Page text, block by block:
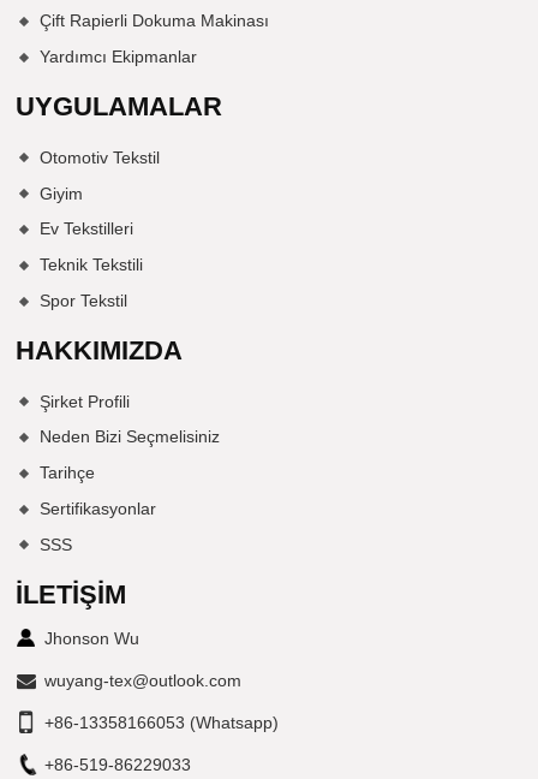
Çift Rapierli Dokuma Makinası
Yardımcı Ekipmanlar
UYGULAMALAR
Otomotiv Tekstil
Giyim
Ev Tekstilleri
Teknik Tekstili
Spor Tekstil
HAKKIMIZDA
Şirket Profili
Neden Bizi Seçmelisiniz
Tarihçe
Sertifikasyonlar
SSS
İLETIŞIM
Jhonson Wu
wuyang-tex@outlook.com
+86-13358166053 (Whatsapp)
+86-519-86229033